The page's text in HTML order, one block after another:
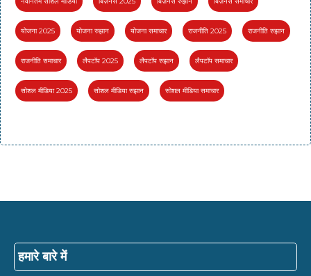
योजना 2025 योजना रुझान योजना समाचार राजनीति 2025 राजनीति रुझान
राजनीति समाचार लैपटॉप 2025 लैपटॉप रुझान लैपटॉप समाचार
सोशल मीडिया 2025 सोशल मीडिया रुझान सोशल मीडिया समाचार
हमारे बारे में